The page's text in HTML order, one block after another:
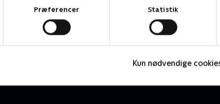
Præferencer Statistik
Kun nødvendige
Stormester